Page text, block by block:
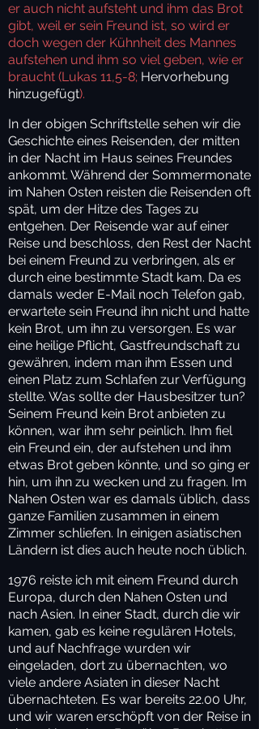
er auch nicht aufsteht und ihm das Brot
gibt, weil er sein Freund ist, so wird er
doch wegen der Kühnheit des Mannes
aufstehen und ihm so viel geben, wie er
braucht (Lukas 11,5-8; Hervorhebung
hinzugefügt).
In der obigen Schriftstelle sehen wir die
Geschichte eines Reisenden, der mitten
in der Nacht im Haus seines Freundes
ankommt. Während der Sommermonate
im Nahen Osten reisten die Reisenden oft
spät, um der Hitze des Tages zu
entgehen. Der Reisende war auf einer
Reise und beschloss, den Rest der Nacht
bei einem Freund zu verbringen, als er
durch eine bestimmte Stadt kam. Da es
damals weder E-Mail noch Telefon gab,
erwartete sein Freund ihn nicht und hatte
kein Brot, um ihn zu versorgen. Es war
eine heilige Pflicht, Gastfreundschaft zu
gewähren, indem man ihm Essen und
einen Platz zum Schlafen zur Verfügung
stellte. Was sollte der Hausbesitzer tun?
Seinem Freund kein Brot anbieten zu
können, war ihm sehr peinlich. Ihm fiel
ein Freund ein, der aufstehen und ihm
etwas Brot geben könnte, und so ging er
hin, um ihn zu wecken und zu fragen. Im
Nahen Osten war es damals üblich, dass
ganze Familien zusammen in einem
Zimmer schliefen. In einigen asiatischen
Ländern ist dies auch heute noch üblich.
1976 reiste ich mit einem Freund durch
Europa, durch den Nahen Osten und
nach Asien. In einer Stadt, durch die wir
kamen, gab es keine regulären Hotels,
und auf Nachfrage wurden wir
eingeladen, dort zu übernachten, wo
viele andere Asiaten in dieser Nacht
übernachteten. Es war bereits 22.00 Uhr,
und wir waren erschöpft von der Reise in